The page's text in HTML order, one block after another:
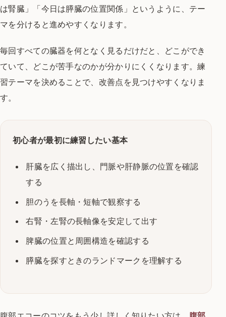
は腎臓」「今日は膵臓の位置関係」というように、テー
マを分けると進めやすくなります。
毎回すべての臓器を何となく見るだけだと、どこができ
ていて、どこが苦手なのかが分かりにくくなります。練
習テーマを決めることで、改善点を見つけやすくなりま
す。
初心者が最初に練習したい基本
肝臓を広く描出し、門脈や肝静脈の位置を確認
する
胆のうを長軸・短軸で観察する
右腎・左腎の長軸像を安定して出す
脾臓の位置と周囲構造を確認する
膵臓を探すときのランドマークを理解する